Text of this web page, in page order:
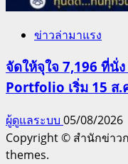
ข่าวล่ามาแรง
จัดให้จุใจ 7,196 ที่นั่
Portfolio เริ่ม 15 ส.
ผู้ดูแลระบบ 05/08/2026
Copyright © สำนักข่าว
themes.